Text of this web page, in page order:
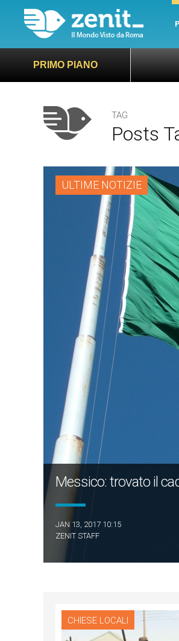
PRIMO PIANO
TAG
Posts
ULTIME NOTIZIE
Messico: trovato il
JAN 13, 2017 10:15
ZENIT STAFF
CHIESE LOCALI